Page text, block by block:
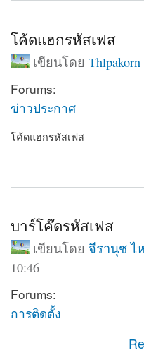
โค้ดแฮกรหัสเฟส
เขียนโดย Thlpakorn
Forums:
ข่าวประกาศ
โค้ดแฮกรหัสเฟส
บาร์โค๊ดรหัสเฟส
เขียนโดย จีรานุช ไ
10:46
Forums:
การติดตั้ง